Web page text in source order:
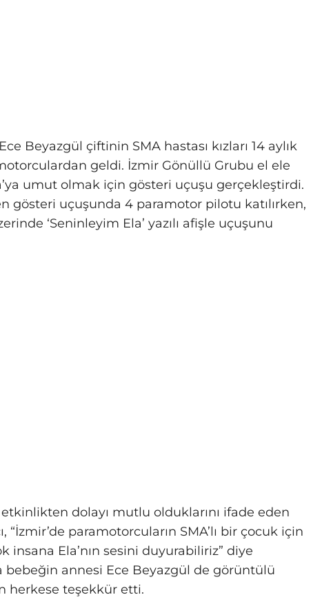
Beyazgül çiftinin SMA hastası kızları 14 aylık
geldi. İzmir Gönüllü Grubu el ele
umut olmak için gösteri uçuşu gerçekleştirdi.
gösteri uçuşunda 4 paramotor pilotu katılırken,
‘Seninleyim Ela’ yazılı afişle uçuşunu
dolayı mutlu olduklarını ifade eden
“İzmir’de paramotorcuların SMA’lı bir çocuk için
Ela’nın sesini duyurabiliriz” diye
bebeğin annesi Ece Beyazgül de görüntülü
herkese teşekkür etti.